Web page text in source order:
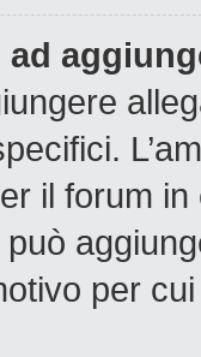
il forum
per